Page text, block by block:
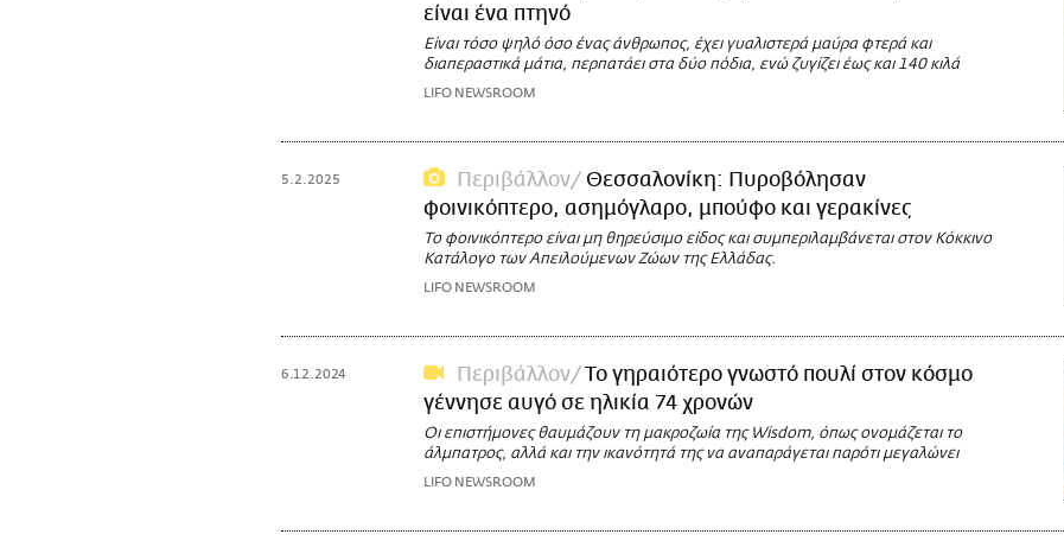
είναι ένα πτηνό
Είναι τόσο ψηλό όσο ένας άνθρωπος, έχει γυαλιστερά μαύρα φτερά και
διαπεραστικά μάτια, περπατάει στα δύο πόδια, ενώ ζυγίζει έως και 140 κιλά
LIFO NEWSROOM
5.2.2025 Περιβάλλον
Θεσσαλονίκη: Πυροβόλησαν
φοινικόπτερο, ασημόγλαρο, μπούφο και γερακίνες
Το φοινικόπτερο είναι μη θηρεύσιμο είδος και συμπεριλαμβάνεται στον Κόκκινο
Κατάλογο των Απειλούμενων Ζώων της Ελλάδας.
LIFO NEWSROOM
6.12.2024 Περιβάλλον
Το γηραιότερο γνωστό πουλί στον κόσμο
γέννησε αυγό σε ηλικία 74 χρονών
Οι επιστήμονες θαυμάζουν τη μακροζωία της Wisdom, όπως ονομάζεται το
άλμπατρος, αλλά και την ικανότητά της να αναπαράγεται παρότι μεγαλώνει
LIFO NEWSROOM